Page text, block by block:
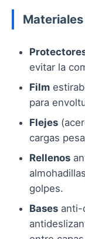
evitar la
Film
para
Flejes
cargas
Rellenos
golpes.
Bases anti-